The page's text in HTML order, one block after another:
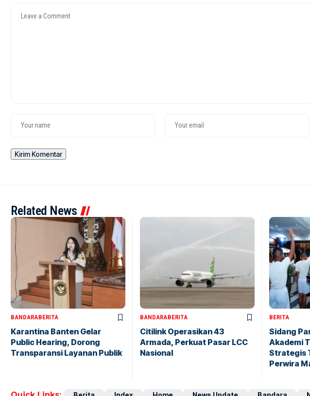
Related News
BANDARABERITA
Karantina Banten Gelar
Public Hearing, Dorong
Transparansi Layanan Publik
BANDARABERITA
Citilink Operasikan 43
Armada, Perkuat Pasar LCC
Nasional
BERITA
Sidang
Akademi
Strategis
Perwira